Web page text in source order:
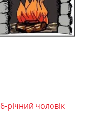
річний чоловік